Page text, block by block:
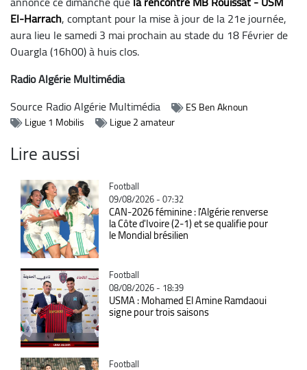
El-Harrach, comptant pour la mise à jour de la 21e journée,
aura lieu le samedi 3 mai prochain au stade du 18 Février de
Ouargla (16h00) à huis clos.
Radio Algérie Multimédia
Source Radio Algérie Multimédia
ES Ben Aknoun
Ligue 1 Mobilis
Ligue 2 amateur
Lire aussi
Catégorie
Football
09/08/2026 - 07:32
CAN-2026 féminine : l'Algérie renverse
la Côte d'Ivoire (2-1) et se qualifie pour
le Mondial brésilien
Catégorie
Football
08/08/2026 - 18:39
USMA : Mohamed El Amine Ramdaoui
signe pour trois saisons
Catégorie
Football